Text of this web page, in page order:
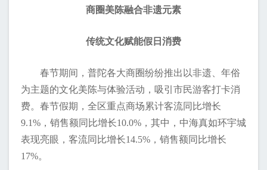
商圈美陈融合非遗元素
传统文化赋能假日消费
春节期间，普陀各大商圈纷纷推出以非遗、年俗
为主题的文化美陈与体验活动，吸引市民游客打卡消
费。春节假期，全区重点商场累计客流同比增长
9.1%，销售额同比增长10.0%，其中，中海真如环宇城
表现亮眼，客流同比增长14.5%，销售额同比增长
17%。